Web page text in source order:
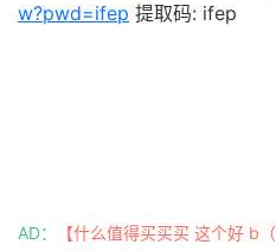
w?pwd=ifep 提取码: ifep
AD： 【什么值得买买买 这个好 b